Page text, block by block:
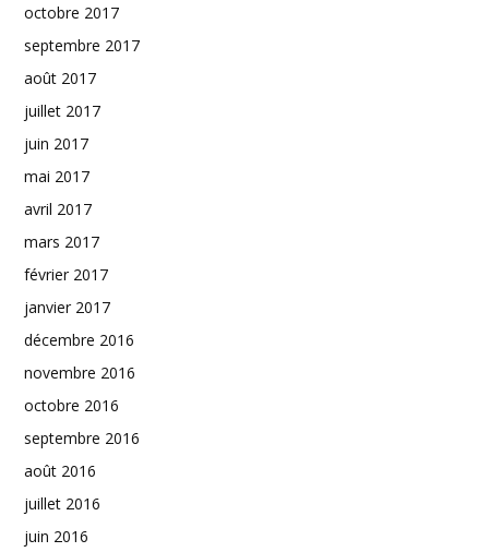
octobre 2017
septembre 2017
août 2017
juillet 2017
juin 2017
mai 2017
avril 2017
mars 2017
février 2017
janvier 2017
décembre 2016
novembre 2016
octobre 2016
septembre 2016
août 2016
juillet 2016
juin 2016